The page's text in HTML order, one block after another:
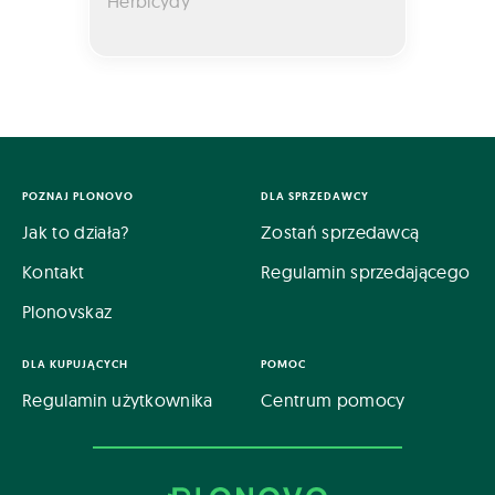
POZNAJ PLONOVO
Jak to działa?
Kontakt
Plonovskaz
DLA SPRZEDAWCY
Zostań sprzedawcą
Regulamin sprzedającego
DLA KUPUJĄCYCH
Regulamin użytkownika
POMOC
Centrum pomocy